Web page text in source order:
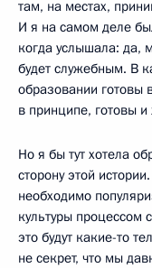
там, на местах,
И я на самом деле
когда услышала: да,
будет служебным. В
образовании готовы
в принципе, готовы
Но я бы тут хотела
сторону этой
необходимо
культуры
это будут какие-то
не секрет, что мы